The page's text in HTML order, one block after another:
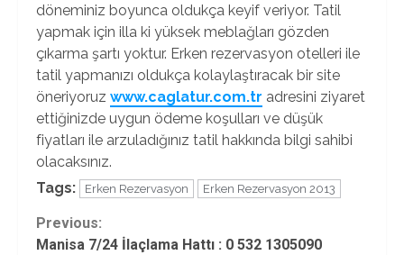
döneminiz boyunca oldukça keyif veriyor. Tatil
yapmak için illa ki yüksek meblağları gözden
çıkarma şartı yoktur. Erken rezervasyon otelleri ile
tatil yapmanızı oldukça kolaylaştıracak bir site
öneriyoruz www.caglatur.com.tr adresini ziyaret
ettiğinizde uygun ödeme koşulları ve düşük
fiyatları ile arzuladığınız tatil hakkında bilgi sahibi
olacaksınız.
Tags:
Erken Rezervasyon Erken Rezervasyon 2013
Continue
Previous:
Manisa 7/24 İlaçlama Hattı : 0 532 1305090